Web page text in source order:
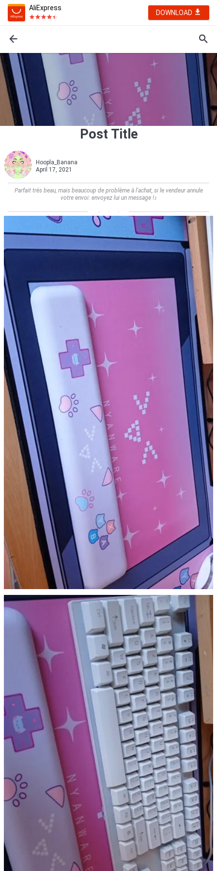
AliExpress
DOWNLOAD
Post Title
Hoopla_Banana
April 17, 2021
Parfait très beau, mais beaucoup de problème à l'achat, si le vendeur annule
votre envoi: envoyez lui un message !♪